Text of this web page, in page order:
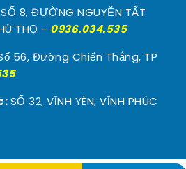
SỐ 8, ĐƯỜNG NGUYỄN TẤT
THỌ - 0936.034.535
56, Đường Chiến Thắng, TP
SỐ 32, VĨNH YÊN, VĨNH PHÚC